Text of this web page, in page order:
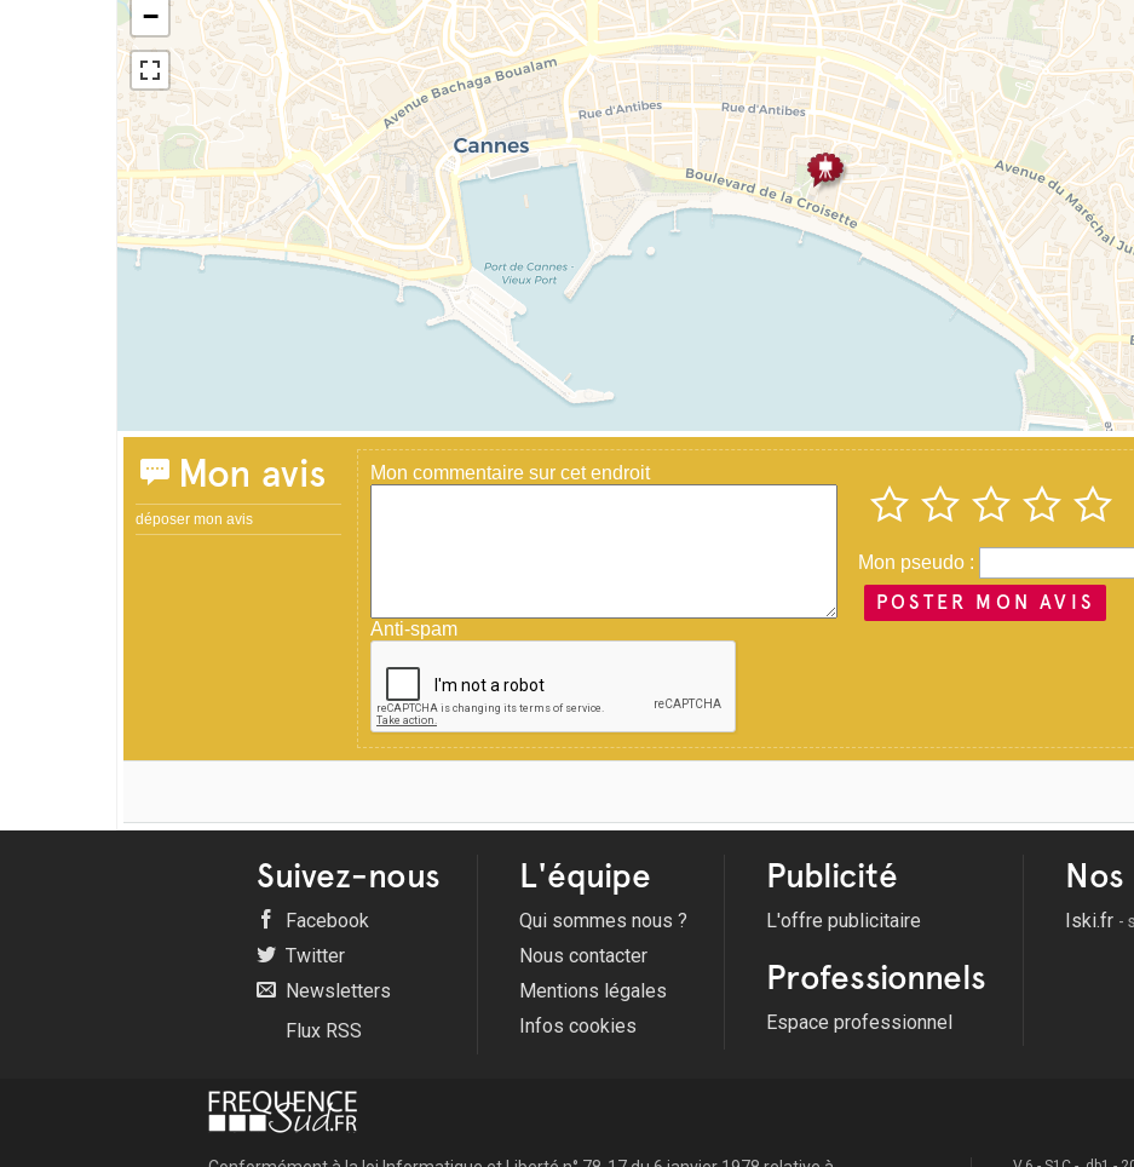
−
Mon avis
déposer mon avis
Mon commentaire sur cet endroit
Anti-spam
Mon pseudo :
POSTER MON AVIS
Suivez-nous
Facebook
Twitter
Newsletters
Flux RSS
L'équipe
Qui sommes nous ?
Nous contacter
Mentions légales
Infos cookies
Publicité
L'offre publicitaire
Professionnels
Espace professionnel
Iski.fr -